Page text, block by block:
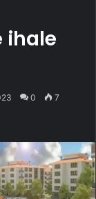
ihale
0 7